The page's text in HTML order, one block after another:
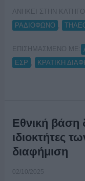
ΑΝΗΚΕΙ ΣΤΗΝ
ΡΑΔΙΟΦΩΝΟ
ΕΠΙΣΗΜΑΣΜΕΝΟ ΜΕ:
ΕΣΡ
ΚΡΑΤΙΚΗ
Εθνική βάση
ιδιοκτήτες
διαφήμιση
02/10/2025